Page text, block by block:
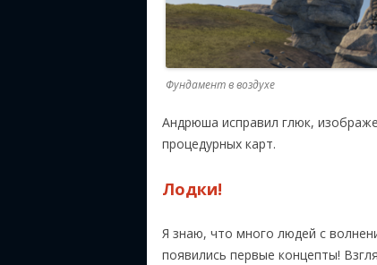
Фундамент в воздухе
Андрюша исправил глюк,
процедурных карт.
Лодки!
Я знаю, что много людей с
появились первые концепты!